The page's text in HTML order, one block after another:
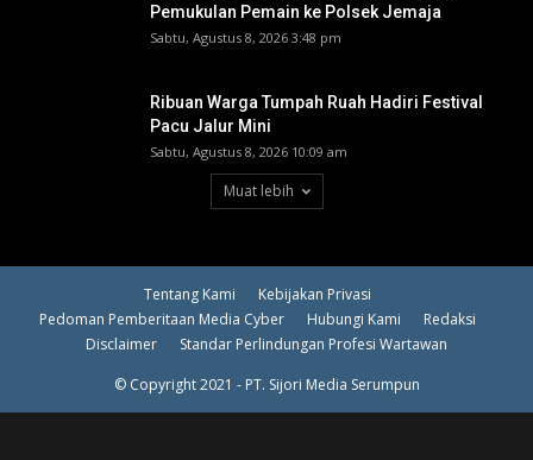
Pemukulan Pemain ke Polsek Jemaja
Sabtu, Agustus 8, 2026 3:48 pm
Ribuan Warga Tumpah Ruah Hadiri Festival
Pacu Jalur Mini
Sabtu, Agustus 8, 2026 10:09 am
Muat lebih
Tentang Kami
Kebijakan Privasi
Pedoman Pemberitaan Media Cyber
Hubungi Kami
Redaksi
Disclaimer
Standar Perlindungan Profesi Wartawan
© Copyright 2021 - PT. Sijori Media Serumpun